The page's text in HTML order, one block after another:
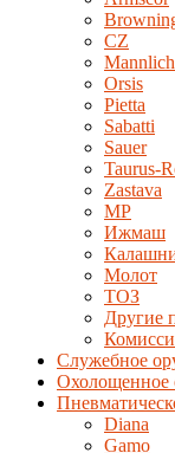
CZ
Orsis
Pietta
Sabatti
Sauer
Taurus-
Zastava
MP
Ижмаш
Молот
ТОЗ
Другие
Служебное
Diana
Gamo